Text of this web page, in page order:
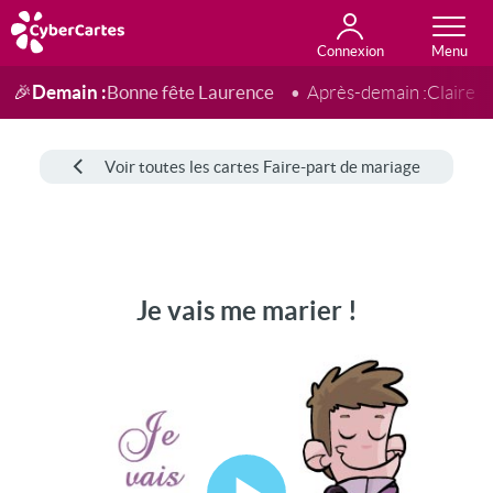
Connexion
Anniversaire
Fête du jour
Amour
Amitié
Merci
Toutes les cartes
🎉Demain :Bonne fête Laurence Après-demain :Claire
Voir toutes les cartes Faire-part de mariage
Je vais me marier !